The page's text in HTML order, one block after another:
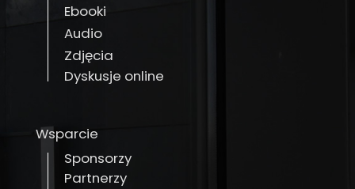
Ebooki
Audio
Zdjęcia
Dyskusje online
Wsparcie
Sponsorzy
Partnerzy